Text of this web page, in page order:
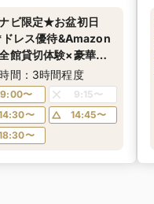
ビ限定★お盆初日
レス優待&Amazon
館貸切体験×豪華試
間：3時間程度
9:00〜
9:15〜
〜
14:45〜
〜